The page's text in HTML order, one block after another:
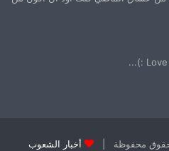
Love
أخبار الشعوب